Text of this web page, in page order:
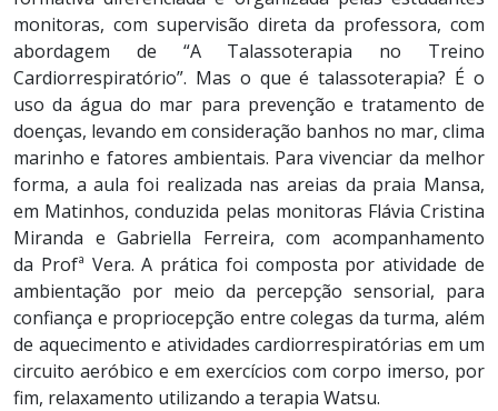
monitoras, com supervisão direta da professora, com
abordagem de “A Talassoterapia no Treino
Cardiorrespiratório”. Mas o que é talassoterapia? É o
uso da água do mar para prevenção e tratamento de
doenças, levando em consideração banhos no mar, clima
marinho e fatores ambientais. Para vivenciar da melhor
forma, a aula foi realizada nas areias da praia Mansa,
em Matinhos, conduzida pelas monitoras Flávia Cristina
Miranda e Gabriella Ferreira, com acompanhamento
da Profª Vera. A prática foi composta por atividade de
ambientação por meio da percepção sensorial, para
confiança e propriocepção entre colegas da turma, além
de aquecimento e atividades cardiorrespiratórias em um
circuito aeróbico e em exercícios com corpo imerso, por
fim, relaxamento utilizando a terapia Watsu.